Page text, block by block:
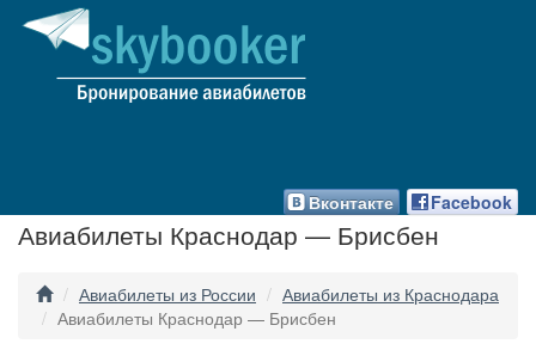
Facebook
Вконтакте
Авиабилеты Краснодар — Брисбен
Авиабилеты из России
Авиабилеты из Краснодара
Авиабилеты Краснодар — Брисбен